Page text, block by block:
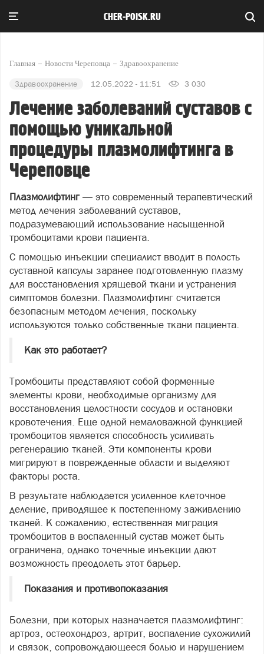
CHER-POISK.RU
Главная Новости Череповца Здравоохранение
Здравоохранение 12.05.2022 - 11:51 3 030
Лечение заболеваний суставов с
помощью уникальной
процедуры плазмолифтинга в
Череповце
Плазмолифтинг— это современный терапевтический
метод лечения заболеваний суставов,
подразумевающий использование насыщенной
тромбоцитами крови пациента.
С помощью инъекции специалист вводит в полость
суставной капсулы заранее подготовленную плазму
для восстановления хрящевой ткани и устранения
симптомов болезни. Плазмолифтинг считается
безопасным методом лечения, поскольку
используются только собственные ткани пациента.
Как это работает?
Тромбоциты представляют собой форменные
элементы крови, необходимые организму для
восстановления целостности сосудов и остановки
кровотечения. Еще одной немаловажной функцией
тромбоцитов является способность усиливать
регенерацию тканей. Эти компоненты крови
мигрируют в поврежденные области и выделяют
факторы роста.
В результате наблюдается усиленное клеточное
деление, приводящее к постепенному заживлению
тканей. К сожалению, естественная миграция
тромбоцитов в воспаленный сустав может быть
ограничена, однако точечные инъекции дают
возможность преодолеть этот барьер.
Показания и противопоказания
Болезни, при которых назначается плазмолифтинг:
артроз, остеохондроз, артрит, воспаление сухожилий
и связок, сопровождающееся болью и нарушением